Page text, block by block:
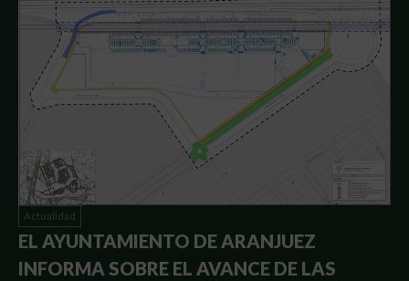
Actualidad
EL AYUNTAMIENTO DE ARANJUEZ
INFORMA SOBRE EL AVANCE DE LAS